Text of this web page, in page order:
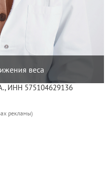
веса
ИНН 575104629136
рекламы)